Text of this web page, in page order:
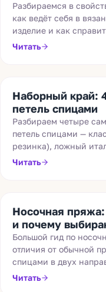
Разбираемся в
как ведёт себя в
изделие и как
новичкам и обзор
Читать
Наборный край:
петель спицами
Разбираем четыре
петель спицами —
резинка), ложный
петлями. Плюсы,
Читать
Носочная пряжа:
и почему
Большой гид по
отличия от обычной
спицами в двух
в чём секрет
Читать